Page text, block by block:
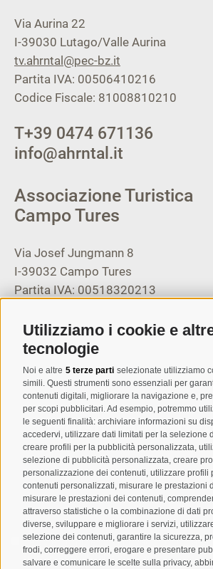
Utilizziamo i cookie e
tecnologie
Noi e altre 5 terze parti selezionate utilizziamo
simili. Questi strumenti sono essenziali per
contenuti digitali, migliorare la navigazione e,
per scopi pubblicitari. Ad esempio, potremmo
le seguenti finalità: archiviare informazioni su
accedervi, utilizzare dati limitati per la selezione
creare profili per la pubblicità personalizzata,
selezione di pubblicità personalizzata, creare
personalizzazione dei contenuti, utilizzare profili
contenuti personalizzati, misurare le prestazioni
misurare le prestazioni dei contenuti,
attraverso statistiche o la combinazione di dati
diverse, sviluppare e migliorare i servizi,
selezione dei contenuti, garantire la sicurezza,
frodi, correggere errori, erogare e presentare
salvare e comunicare le scelte sulla privacy,
Via Aurina 22
I-39030 Lutago/Valle Aurina
tv.ahrntal@pec-bz.it
Partita IVA: 00506410216
Codice Fiscale: 81008810210
T+39 0474 671136
info@ahrntal.it
Associazione Turistica
Campo Tures
Via Josef Jungmann 8
I-39032 Campo Tures
Partita IVA: 00518320213
T+39 0474 678076
info@taufers.com
Registrazione
Letto e compreso laprivacy policy,
trattamento dei dati personali